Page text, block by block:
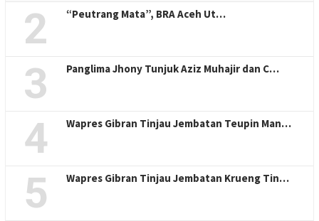
2 “Peutrang Mata”, BRA Aceh Ut…
3 Panglima Jhony Tunjuk Aziz Muhajir dan C…
4 Wapres Gibran Tinjau Jembatan Teupin Man…
5 Wapres Gibran Tinjau Jembatan Krueng Tin…